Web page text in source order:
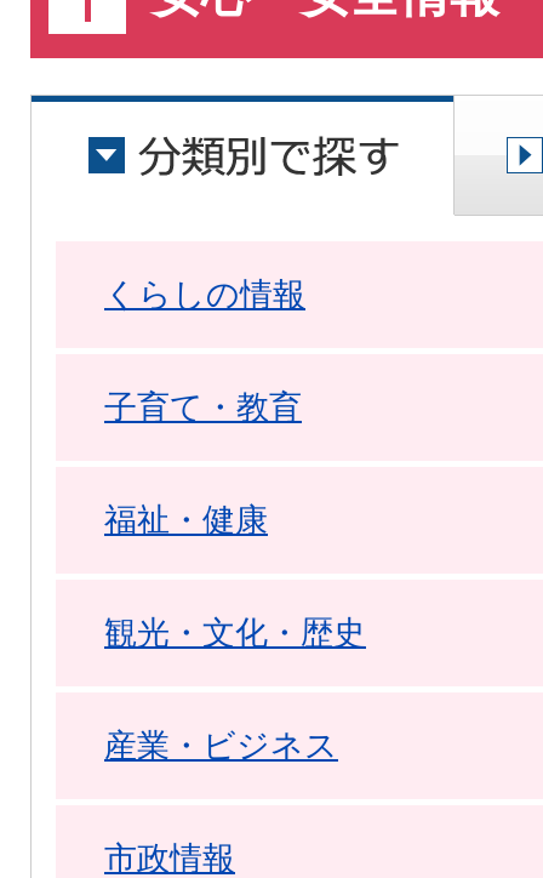
くらしの情報
子育て・教育
福祉・健康
観光・文化・歴史
産業・ビジネス
市政情報